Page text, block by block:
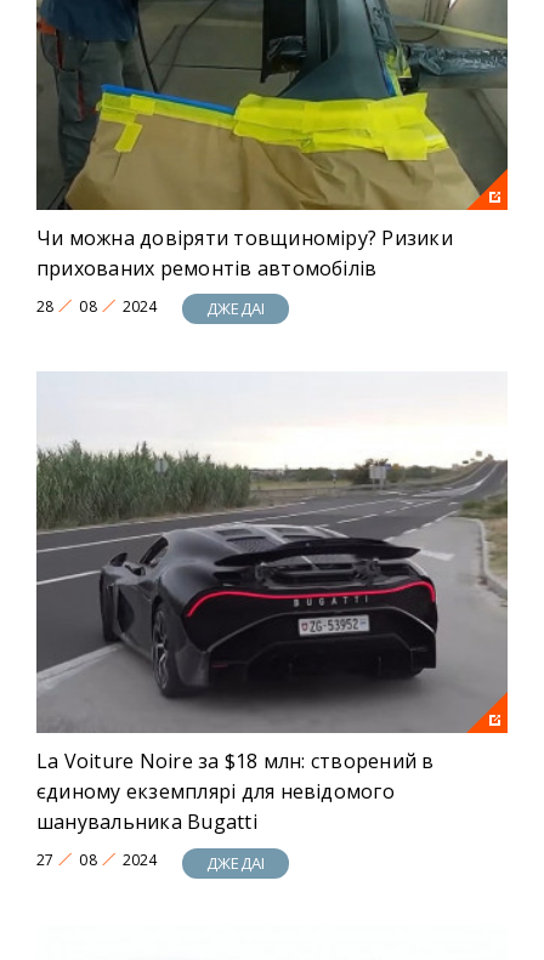
Чи можна довіряти товщиноміру? Ризики
прихованих ремонтів автомобілів
28 08 2024 ДЖЕДАІ
La Voiture Noire за $18 млн: створений в
єдиному екземплярі для невідомого
шанувальника Bugatti
27 08 2024 ДЖЕДАІ